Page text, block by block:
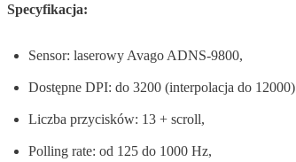
Specyfikacja:
Sensor: laserowy Avago ADNS-9800,
Dostępne DPI: do 3200 (interpolacja do 12000)
Liczba przycisków: 13 + scroll,
Polling rate: od 125 do 1000 Hz,